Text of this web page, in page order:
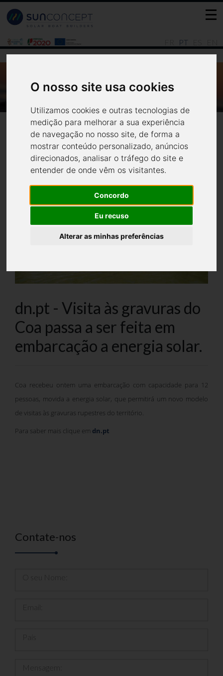
PT
O nosso site usa cookies
Utilizamos cookies e outras tecnologias de
medição para melhorar a sua experiência
de navegação no nosso site, de forma a
mostrar conteúdo personalizado, anúncios
direcionados, analisar o tráfego do site e
entender de onde vêm os visitantes.
Concordo
Eu recuso
Alterar as minhas preferências
PASSA A SER FEITA EM EMBARCAÇÃO A
Notícias Media
dn.pt - Visita às gravuras do
Coa passa a ser feita em
embarcação a energia solar.
Coa recebeu ontem uma embarcação com capacidade para 12
pessoas, movida a energia solar, que permitirá um novo modelo
de visitas às gravuras rupestres do território.
Para saber mais clique em dn.pt
Contate-nos
Mensagem: